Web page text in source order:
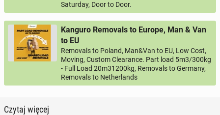
Saturday, Door to Door.
Kanguro Removals to Europe, Man & Van
to EU
Removals to Poland, Man&Van to EU, Low Cost,
Moving, Custom Clearance. Part load 5m3/300kg
- Full Load 20m31200kg, Removals to Germany,
Removals to Netherlands
Czytaj więcej